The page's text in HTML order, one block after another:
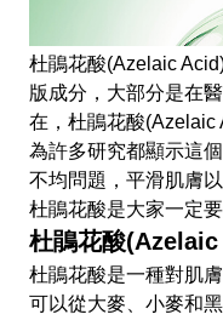
杜鵑花酸(Azelaic
版成分，大部分是在
在，杜鵑花酸(Azelaic
為許多研究都顯示這
不均問題，平滑肌膚
杜鵑花酸是大家一定
杜鵑花酸
杜鵑花酸是一種對肌
可以從大麥、小麥和